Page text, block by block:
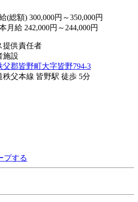
(総額) 300,000円～350,000円
月給 242,000円～244,000円
提供責任者
施設
父郡皆野町大字皆野794-3
秩父本線 皆野駅 徒歩 5分
プする